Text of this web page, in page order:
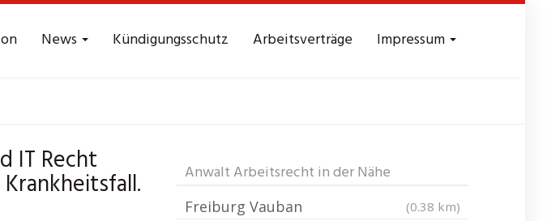
News Kündigungsschutz Arbeitsverträge Impressum
Freiburg St Georgen
IT Recht Anwalt Arbeitsrecht in der Nähe
Freiburg Vauban (0.38 km)